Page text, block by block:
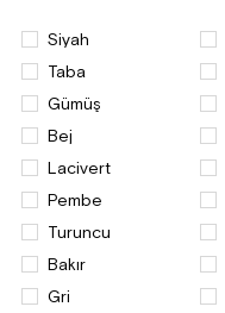
Siyah
Taba
Gümüş
Bej
Lacivert
Pembe
Turuncu
Bakır
Gri